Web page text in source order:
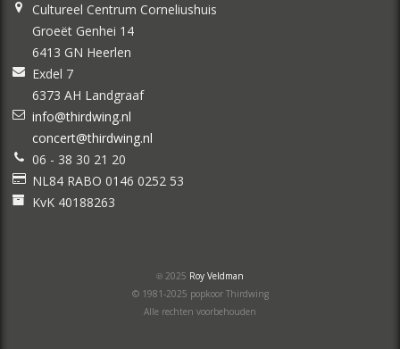
Cultureel Centrum Corneliushuis
Groeët Genhei 14
6413 GN Heerlen
Exdel 7
6373 AH Landgraaf
info@thirdwing.nl
concert@thirdwing.nl
06 - 38 30 21 20
NL84 RABO 0146 0252 53
KvK 40188263
℗ 2025 Roy Veldman
© 1981-2025 popkoor Thirdwing
Alle rechten voorbehouden